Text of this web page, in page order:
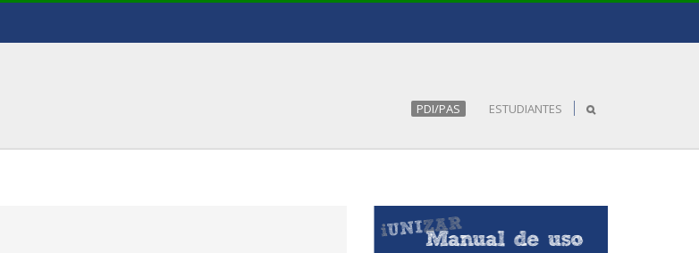
PDI/PAS ESTUDIANTES